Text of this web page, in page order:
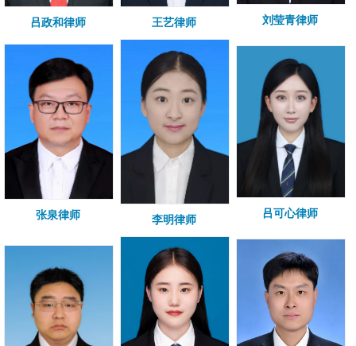
吕政和律师 王艺律师 刘莹青律师
张泉律师 李明律师
吕可心律师